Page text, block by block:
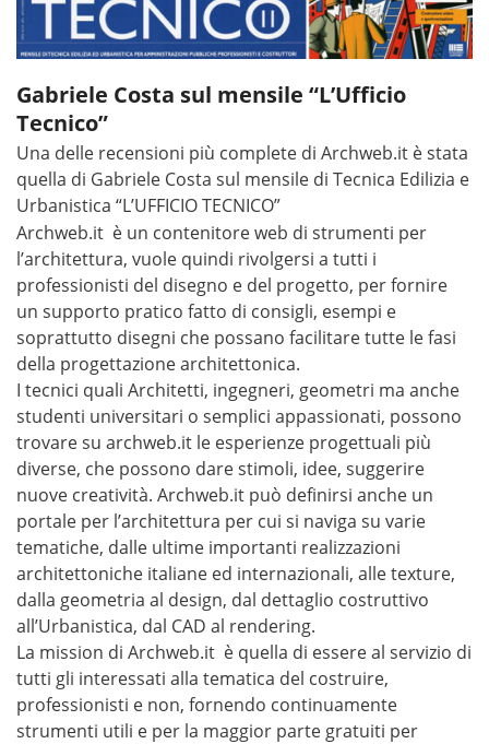
Gabriele Costa sul mensile “L’Ufficio
Tecnico”
Una delle recensioni più complete di Archweb.it è stata
quella di Gabriele Costa sul mensile di Tecnica Edilizia e
Urbanistica “L’UFFICIO TECNICO”
Archweb.it è un contenitore web di strumenti per
l’architettura, vuole quindi rivolgersi a tutti i
professionisti del disegno e del progetto, per fornire
un supporto pratico fatto di consigli, esempi e
soprattutto disegni che possano facilitare tutte le fasi
della progettazione architettonica.
I tecnici quali Architetti, ingegneri, geometri ma anche
studenti universitari o semplici appassionati, possono
trovare su archweb.it le esperienze progettuali più
diverse, che possono dare stimoli, idee, suggerire
nuove creatività. Archweb.it può definirsi anche un
portale per l’architettura per cui si naviga su varie
tematiche, dalle ultime importanti realizzazioni
architettoniche italiane ed internazionali, alle texture,
dalla geometria al design, dal dettaglio costruttivo
all’Urbanistica, dal CAD al rendering.
La mission di Archweb.it è quella di essere al servizio di
tutti gli interessati alla tematica del costruire,
professionisti e non, fornendo continuamente
strumenti utili e per la maggior parte gratuiti per